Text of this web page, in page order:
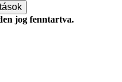
jog fenntartva.